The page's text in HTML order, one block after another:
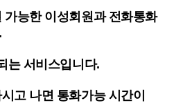
가능한 이성회원과 전화통화
는 서비스입니다.
고 나면 통화가능 시간이